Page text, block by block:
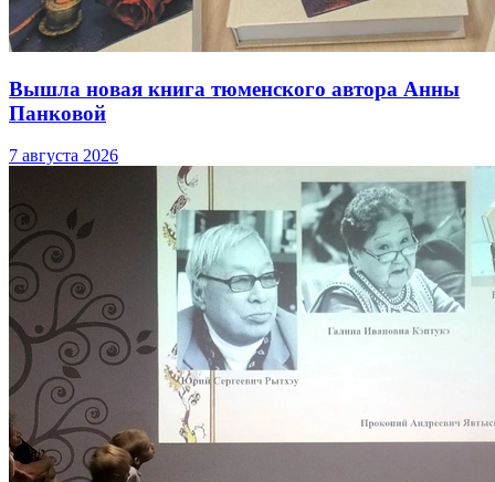
Вышла новая книга тюменского автора Анны
Панковой
7 августа 2026